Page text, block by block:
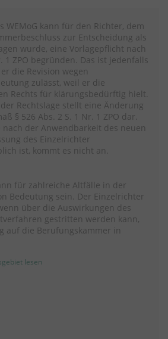
WEMoG kann für den Richter, dem
zur Entscheidung als
wurde, eine Vorlagepflicht nach
1 ZPO begründen. Das ist jedenfalls
die Revision wegen
zulässt, weil er die
Rechts für klärungsbedürftig hielt.
Rechtslage stellt eine Änderung
§ 526 Abs. 2 S. 1 Nr. 1 ZPO dar.
nach der Anwendbarkeit des neuen
des Einzelrichter
ist, kommt es nicht an.
für zahlreiche Altfälle in der
Bedeutung sein. Der Einzelrichter
über die Auswirkungen des
gestritten werden kann,
auf die Berufungskammer in
lesen